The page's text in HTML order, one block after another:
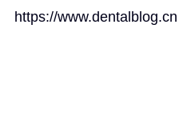
https://www.dentalblog.cn